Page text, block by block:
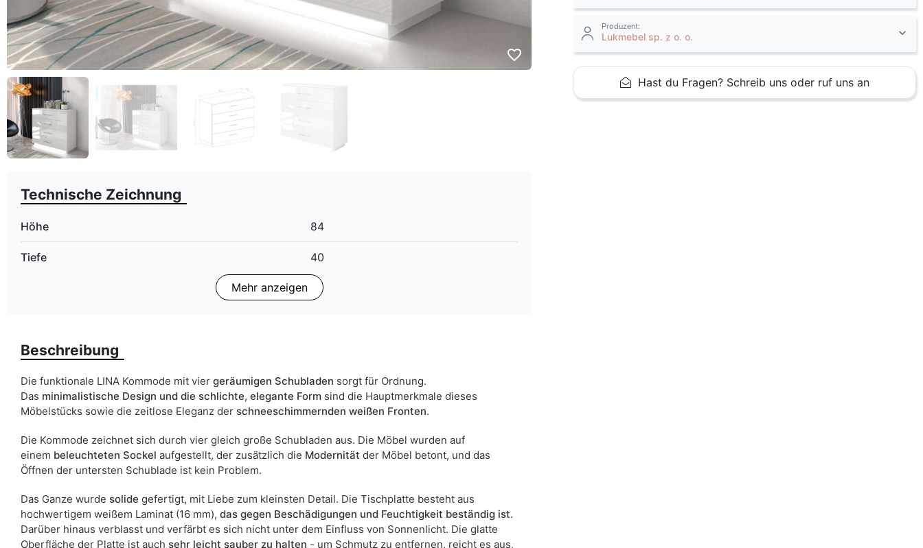
favorite_border
Technische Zeichnung
Höhe 84
Tiefe 40
Im Preis
Farbe
Schubladen ja
Breite 95
ean13 736952625601
Liefertermin:
Aufgrund des Produktionsprozesses und der Materialeigenschaften sind Maßabweichungen von +/- 2–3 cm möglich.
Mehr anzeigen
Beschreibung
Die funktionale LINA Kommode mit vier geräumigen Schubladen sorgt für Ordnung.
Das minimalistische Design und die schlichte, elegante Form sind die Hauptmerkmale dieses
Möbelstücks sowie die zeitlose Eleganz der schneeschimmernden weißen Fronten.
Die Kommode zeichnet sich durch vier gleich große Schubladen aus. Die Möbel wurden auf
einem beleuchteten Sockel aufgestellt, der zusätzlich die Modernität der Möbel betont, und das
Öffnen der untersten Schublade ist kein Problem.
Das Ganze wurde solide gefertigt, mit Liebe zum kleinsten Detail. Die Tischplatte besteht aus
hochwertigem weißem Laminat (16 mm), das gegen Beschädigungen und Feuchtigkeit beständig ist.
Darüber hinaus verblasst und verfärbt es sich nicht unter dem Einfluss von Sonnenlicht. Die glatte
Oberfläche der Platte ist auch sehr leicht sauber zu halten - um Schmutz zu entfernen, reicht es aus,
Produzent:
Lukmebel sp. z o. o.
Hast du Fragen? Schreib uns oder ruf uns an